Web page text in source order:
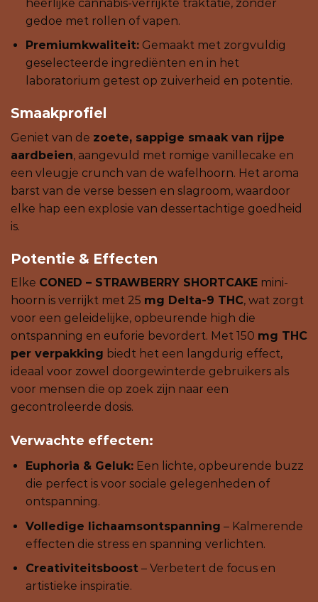
heerlijke cannabis-verrijkte traktatie, zonder
gedoe met rollen of vapen.
Premiumkwaliteit:Gemaakt met zorgvuldig
geselecteerde ingrediënten en in het
laboratorium getest op zuiverheid en potentie.
Smaakprofiel
Geniet van de zoete, sappige smaak van rijpe
aardbeien, aangevuld met romige vanillecake en
een vleugje crunch van de wafelhoorn. Het aroma
barst van de verse bessen en slagroom, waardoor
elke hap een explosie van dessertachtige goedheid
is.
Potentie & Effecten
Elke CONED – STRAWBERRY SHORTCAKE mini-
hoorn is verrijkt met 25 mg Delta-9 THC, wat zorgt
voor een geleidelijke, opbeurende high die
ontspanning en euforie bevordert. Met 150 mg THC
per verpakking biedt het een langdurig effect,
ideaal voor zowel doorgewinterde gebruikers als
voor mensen die op zoek zijn naar een
gecontroleerde dosis.
Verwachte effecten:
Euphoria & Geluk:Een lichte, opbeurende buzz
die perfect is voor sociale gelegenheden of
ontspanning.
Volledige lichaamsontspanning – Kalmerende
effecten die stress en spanning verlichten.
Creativiteitsboost– Verbetert de focus en
artistieke inspiratie.